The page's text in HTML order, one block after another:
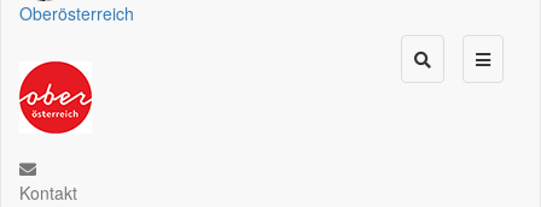
Oberösterreich
Kontakt